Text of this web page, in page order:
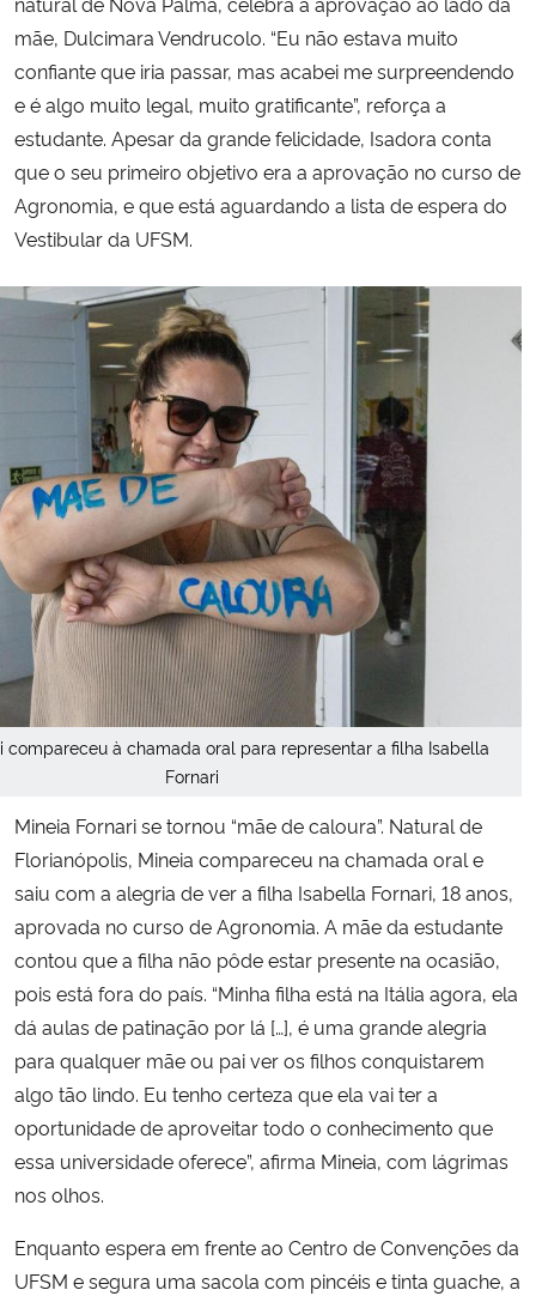
mãe, Dulcimara Vendrucolo. “Eu não estava muito
confiante que iria passar, mas acabei me surpreendendo
e é algo muito legal, muito gratificante”, reforça a
estudante. Apesar da grande felicidade, Isadora conta
que o seu primeiro objetivo era a aprovação no curso de
Agronomia, e que está aguardando a lista de espera do
Vestibular da UFSM.
compareceu à chamada oral para representar a filha Isabella
Fornari
Mineia Fornari se tornou “mãe de caloura”. Natural de
Florianópolis, Mineia compareceu na chamada oral e
saiu com a alegria de ver a filha Isabella Fornari, 18 anos,
aprovada no curso de Agronomia. A mãe da estudante
contou que a filha não pôde estar presente na ocasião,
pois está fora do país. “Minha filha está na Itália agora, ela
dá aulas de patinação por lá […], é uma grande alegria
para qualquer mãe ou pai ver os filhos conquistarem
algo tão lindo. Eu tenho certeza que ela vai ter a
oportunidade de aproveitar todo o conhecimento que
essa universidade oferece”, afirma Mineia, com lágrimas
nos olhos.
Enquanto espera em frente ao Centro de Convenções da
UFSM e segura uma sacola com pincéis e tinta guache, a